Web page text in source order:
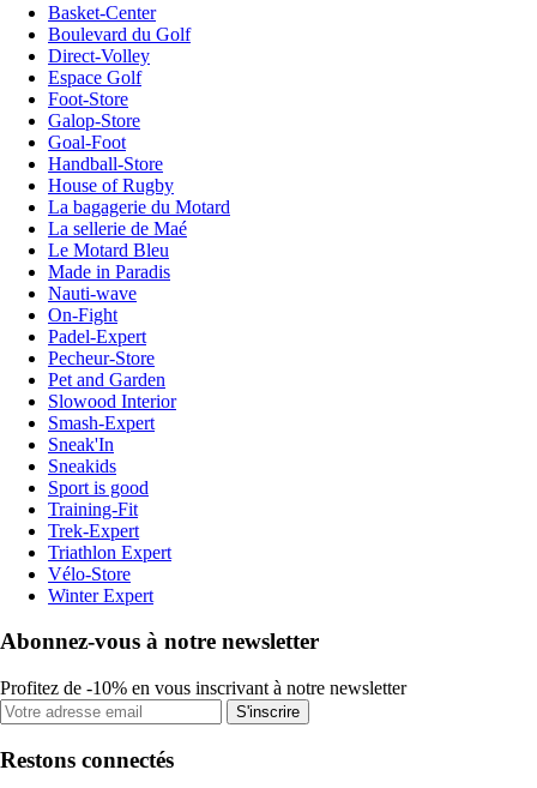
Basket-Center
Boulevard du Golf
Direct-Volley
Espace Golf
Foot-Store
Galop-Store
Goal-Foot
Handball-Store
House of Rugby
La bagagerie du Motard
La sellerie de Maé
Le Motard Bleu
Made in Paradis
Nauti-wave
On-Fight
Padel-Expert
Pecheur-Store
Pet and Garden
Slowood Interior
Smash-Expert
Sneak'In
Sneakids
Sport is good
Training-Fit
Trek-Expert
Triathlon Expert
Vélo-Store
Winter Expert
Abonnez-vous à notre newsletter
Profitez de -10% en vous inscrivant à notre newsletter
S'inscrire
Restons connectés